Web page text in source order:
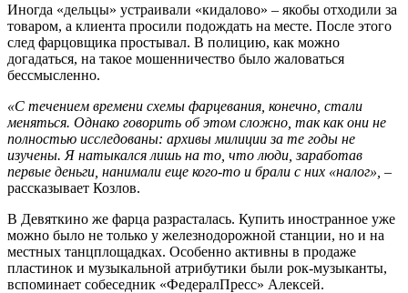
Иногда «дельцы» устраивали «кидалово» – якобы отходили за
товаром, а клиента просили подождать на месте. После этого
след фарцовщика простывал. В полицию, как можно
догадаться, на такое мошенничество было жаловаться
бессмысленно.
«С течением времени схемы фарцевания, конечно, стали
меняться. Однако говорить об этом сложно, так как они не
полностью исследованы: архивы милиции за те годы не
изучены. Я натыкался лишь на то, что люди, заработав
первые деньги, нанимали еще кого-то и брали с них «налог», –
рассказывает Козлов.
В Девяткино же фарца разрасталась. Купить иностранное уже
можно было не только у железнодорожной станции, но и на
местных танцплощадках. Особенно активны в продаже
пластинок и музыкальной атрибутики были рок-музыканты,
вспоминает собеседник «ФедералПресс» Алексей.